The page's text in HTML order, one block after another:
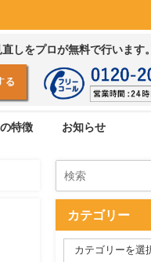
しをプロが無料で行います。
特徴 お知らせ
カテゴリー